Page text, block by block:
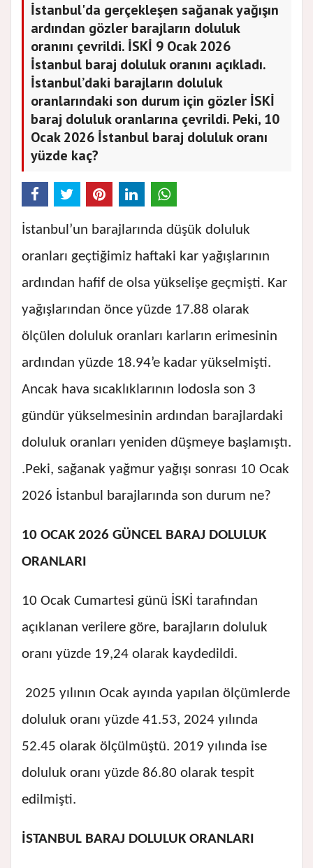
İstanbul'da gerçekleşen sağanak yağışın
ardından gözler barajların doluluk
oranını çevrildi. İSKİ 9 Ocak 2026
İstanbul baraj doluluk oranını açıkladı.
İstanbul’daki barajların doluluk
oranlarındaki son durum için gözler İSKİ
baraj doluluk oranlarına çevrildi. Peki, 10
Ocak 2026 İstanbul baraj doluluk oranı
yüzde kaç?
İstanbul’un barajlarında düşük doluluk
oranları geçtiğimiz haftaki kar yağışlarının
ardından hafif de olsa yükselişe geçmişti. Kar
yağışlarından önce yüzde 17.88 olarak
ölçülen doluluk oranları karların erimesinin
ardından yüzde 18.94’e kadar yükselmişti.
Ancak hava sıcaklıklarının lodosla son 3
gündür yükselmesinin ardından barajlardaki
doluluk oranları yeniden düşmeye başlamıştı.
.Peki, sağanak yağmur yağışı sonrası 10 Ocak
2026 İstanbul barajlarında son durum ne?
10 OCAK 2026 GÜNCEL BARAJ DOLULUK
ORANLARI
10 Ocak Cumartesi günü İSKİ tarafından
açıklanan verilere göre, barajların doluluk
oranı yüzde 19,24 olarak kaydedildi.
2025 yılının Ocak ayında yapılan ölçümlerde
doluluk oranı yüzde 41.53, 2024 yılında
52.45 olarak ölçülmüştü. 2019 yılında ise
doluluk oranı yüzde 86.80 olarak tespit
edilmişti.
İSTANBUL BARAJ DOLULUK ORANLARI